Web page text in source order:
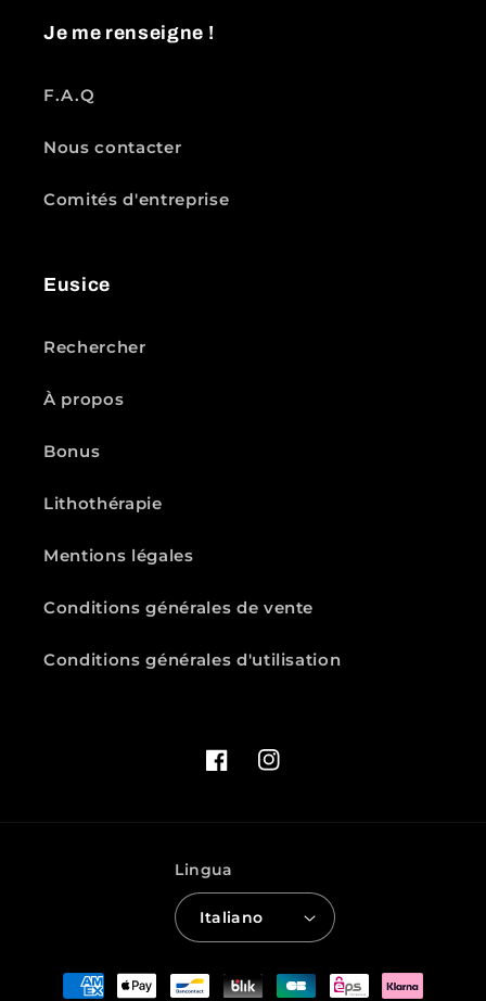
Je me renseigne !
F.A.Q
Nous contacter
Comités d'entreprise
Eusice
Rechercher
À propos
Bonus
Lithothérapie
Mentions légales
Conditions générales de vente
Conditions générales d'utilisation
FacebookInstagram
Lingua
Italiano
Metodi